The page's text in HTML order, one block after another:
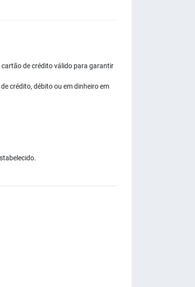
de crédito válido para garantir
crédito, débito ou em dinheiro em